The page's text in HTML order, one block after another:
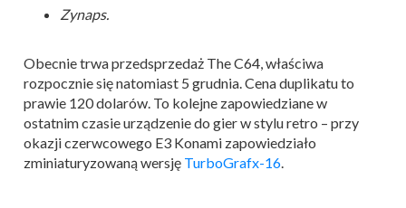
Zynaps.
Obecnie trwa przedsprzedaż The C64, właściwa
rozpocznie się natomiast 5 grudnia. Cena duplikatu to
prawie 120 dolarów. To kolejne zapowiedziane w
ostatnim czasie urządzenie do gier w stylu retro – przy
okazji czerwcowego E3 Konami zapowiedziało
zminiaturyzowaną wersję TurboGrafx-16.